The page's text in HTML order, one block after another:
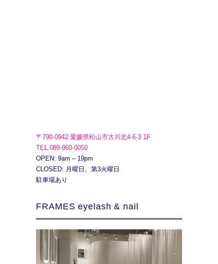
〒790-0942 愛媛県松山市古川北4-6-3 1F
TEL.089-960-0050
OPEN: 9am – 19pm
CLOSED: 月曜日、第3火曜日
駐車場あり
FRAMES eyelash & nail